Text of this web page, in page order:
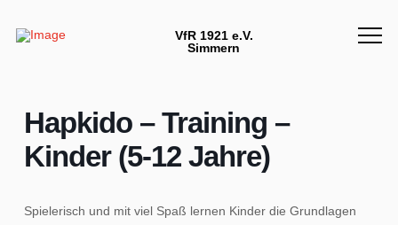
VfR 1921 e.V.
Simmern
Hapkido – Training –
Kinder (5-12 Jahre)
Spielerisch und mit viel Spaß lernen Kinder die Grundlagen